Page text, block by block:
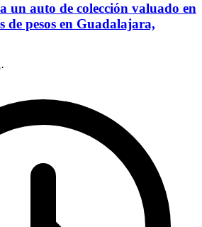
un auto de colección valuado en
de pesos en Guadalajara,
·